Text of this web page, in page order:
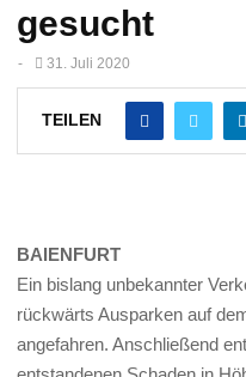
gesucht
- 31. Juli 2020
TEILEN
BAIENFURT
Ein bislang unbekannter
rückwärts Ausparken auf
angefahren. Anschließend